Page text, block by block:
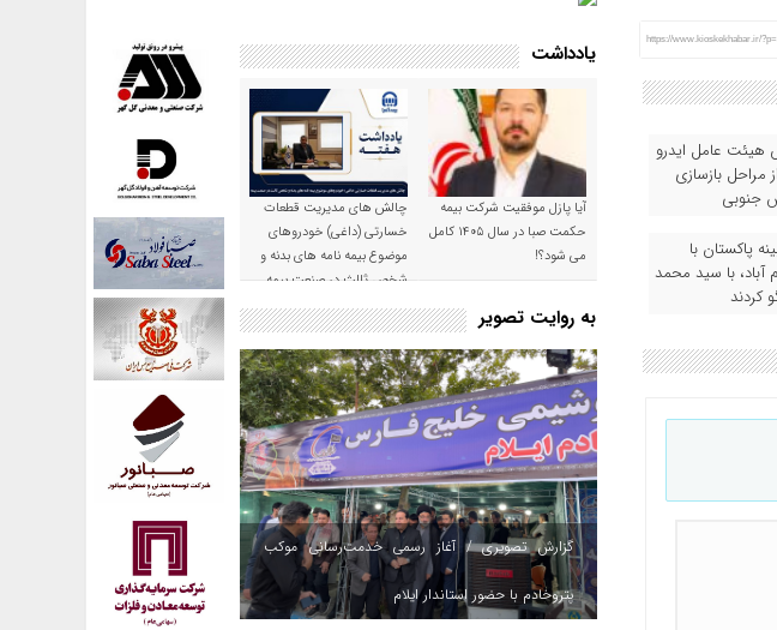
https://www.kioskekhabar.ir/
هیئت عامل ایدرو
مراحل بازسازی
۶ وزیر کابینه پاکستان با
آباد، با سید محمد
کردند
یادداشت
آیا پازل موفقیت شرکت بیمه
حکمت صبا در سال ۱۴۰۵ کامل
می شود؟!
چالش های مدیریت قطعات
خسارتی (داغی) خودروهای
موضوع بیمه نامه های بدنه و
شخص ثالث در صنعت بیمه
به روایت تصویر
گزارش تصویری / آغاز رسمی خدمت‌رسانی موکب
پتروخادم با حضور استاندار ایلام